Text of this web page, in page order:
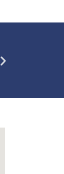
Siguiente